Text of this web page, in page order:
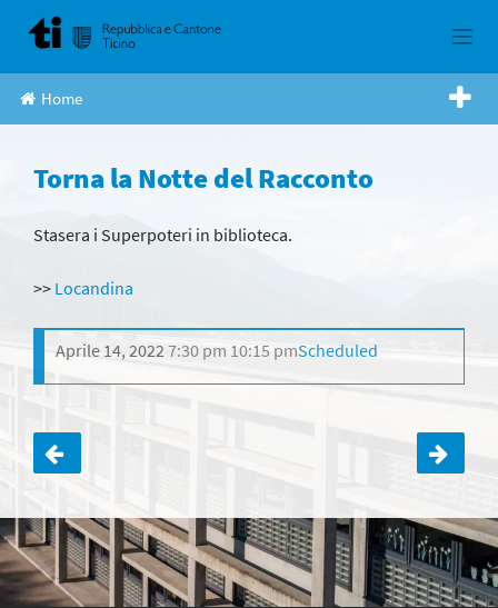
Home
Torna la Notte del Racconto
Stasera i Superpoteri in biblioteca.
>> Locandina
Aprile 14, 20227:30 pm 10:15 pmScheduled
Navigazione
articoli